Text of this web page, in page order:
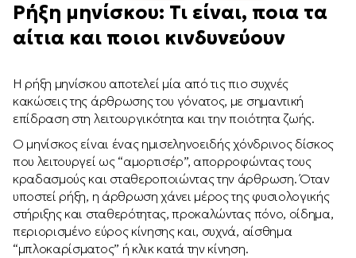
Ρήξη μηνίσκου: Τι είναι, ποια τα
αίτια και ποιοι κινδυνεύουν
Η ρήξη μηνίσκου αποτελεί μία από τις πιο συχνές
κακώσεις της άρθρωσης του γόνατος, με σημαντική
επίδραση στη λειτουργικότητα και την ποιότητα ζωής.
Ο μηνίσκος είναι ένας ημισεληνοειδής χόνδρινος δίσκος
που λειτουργεί ως “αμορτισέρ”, απορροφώντας τους
κραδασμούς και σταθεροποιώντας την άρθρωση. Όταν
υποστεί ρήξη, η άρθρωση χάνει μέρος της φυσιολογικής
στήριξης και σταθερότητας, προκαλώντας πόνο, οίδημα,
περιορισμένο εύρος κίνησης και, συχνά, αίσθημα
“μπλοκαρίσματος” ή κλικ κατά την κίνηση.